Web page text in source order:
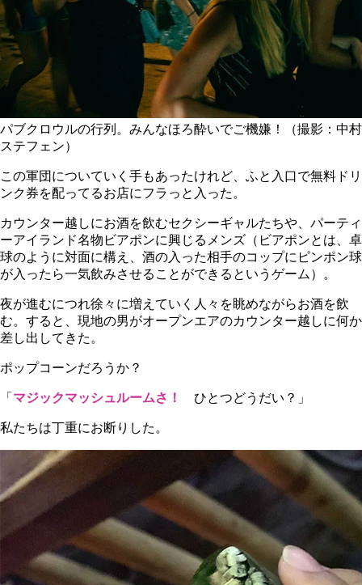
パブクロウルの行列。みんなほろ酔いでご機嫌！（撮影：中村
ステフェン）
この軍団についていく手もあったけれど、ふと入口で無料ドリ
ンク券を配ってるお店にフラっと入った。
カウンター越しにお酒を飲むセクシーギャルたちや、パーティ
ーアイランド名物ビアポンに興じるメンズ（ビアポンとは、卓
球のように対面に構え、酒の入った相手のコップにピンポン球
が入ったら一気飲みさせることができるというゲーム）
。
夜が進むにつれ徐々に増えていく人々を眺めながらお酒を飲
む。すると、現地の男がオープンエアのカウンター越しに何か
差し出してきた。
ポップコーンだろうか？
「 マジックマッシュルームさ！ ひとつどうだい？」
私たちは丁重にお断りした。